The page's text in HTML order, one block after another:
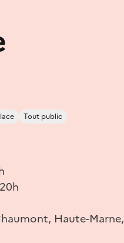
Tout public
Haute-Marne,